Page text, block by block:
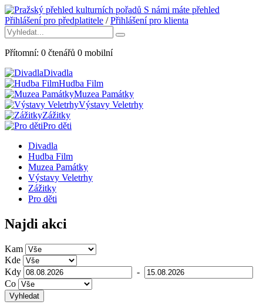
S námi máte přehled
Přihlášení pro předplatitele /Přihlášení pro klienta
Přítomní: 0 čtenářů 0 mobilní
Divadla
Hudba Film
Muzea Památky
Výstavy Veletrhy
Zážitky
Pro děti
Divadla
Hudba Film
Muzea Památky
Výstavy Veletrhy
Zážitky
Pro děti
Najdi akci
Kam
Kde
Kdy
-
Co
Vyhledat